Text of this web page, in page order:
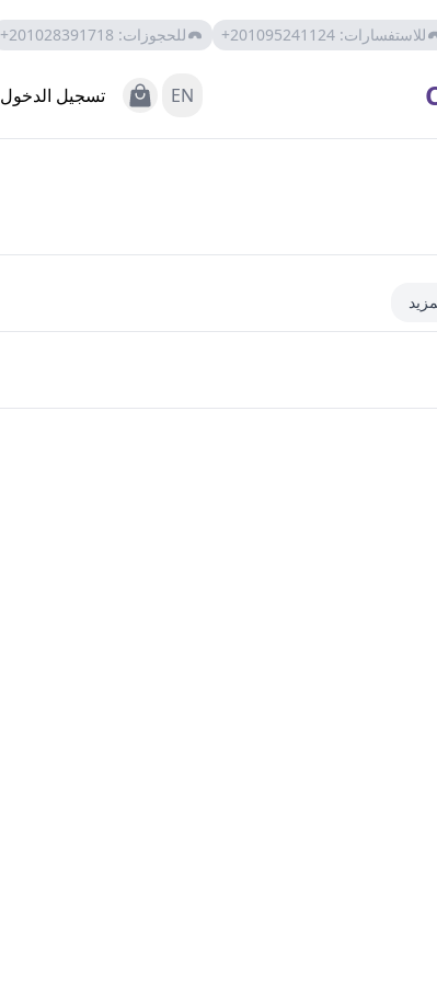
للاستفسارات:
+201095241124 للحجوزات:
+201028391718
EN
View Cartتسجيل الدخول